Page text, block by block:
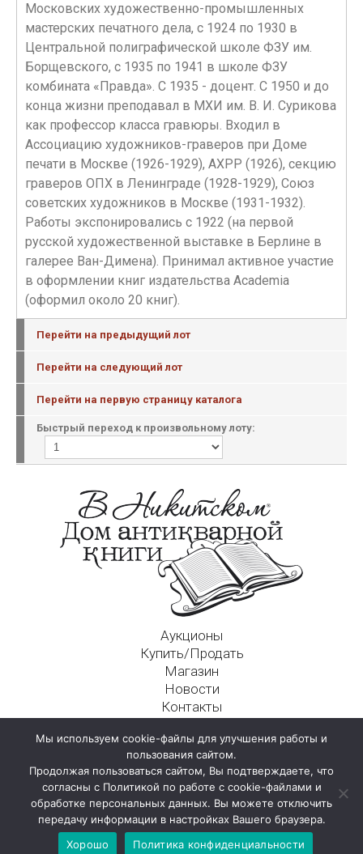
Московских художественно-промышленных
мастерских печатного дела, с 1924 по 1930 в
Центральной полиграфической школе ФЗУ им.
Борщевского, с 1935 по 1941 в школе ФЗУ
комбината «Правда». С 1935 - доцент. С 1950 и до
конца жизни преподавал в МХИ им. В. И. Сурикова
как профессор класса гравюры. Входил в
Ассоциацию художников-граверов при Доме
печати в Москве (1926-1929), АХРР (1926), секцию
граверов ОПХ в Ленинграде (1928-1929), Союз
советских художников в Москве (1931-1932).
Работы экспонировались с 1922 (на первой
русской художественной выставке в Берлине в
галерее Ван-Димена). Принимал активное участие
в оформлении книг издательства Academia
(оформил около 20 книг).
Перейти на предыдущий лот
Перейти на следующий лот
Перейти на первую страницу каталога
Быстрый переход к произвольному лоту:
Аукционы
Купить/Продать
Магазин
Новости
Контакты
125009, г. Москва, Никитский пер., д. 4а, стр. 1
Мы используем cookie-файлы для улучшения работы и
пользования сайтом.
Продолжая пользоваться сайтом, Вы подтверждаете, что
согласны с Политикой по работе с cookie-файлами и
обработке персональных данных. Вы можете отключить
передачу информации в настройках Вашего браузера.
Хорошо
Политика конфиденциальности